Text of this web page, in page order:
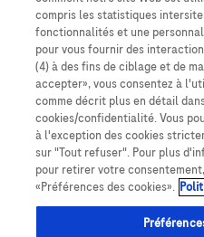
Contact & Assistance
compris les statistiques
fonctionnalités et une
pour vous fournir des
(4) à des fins de ciblage et de
accepter», vous consentez à
comme décrit plus en détail
cookies/confidentialité. Vous
à l'exception des cookies
sur "Tout refuser". Pour plus
pour retirer votre
«Préférences des cookies».